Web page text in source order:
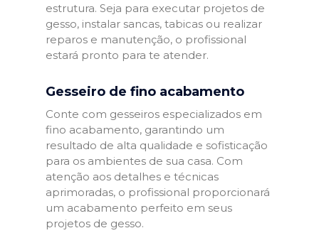
estrutura. Seja para executar projetos de
gesso, instalar sancas, tabicas ou realizar
reparos e manutenção, o profissional
estará pronto para te atender.
Gesseiro de fino acabamento
Conte com gesseiros especializados em
fino acabamento, garantindo um
resultado de alta qualidade e sofisticação
para os ambientes de sua casa. Com
atenção aos detalhes e técnicas
aprimoradas, o profissional proporcionará
um acabamento perfeito em seus
projetos de gesso.